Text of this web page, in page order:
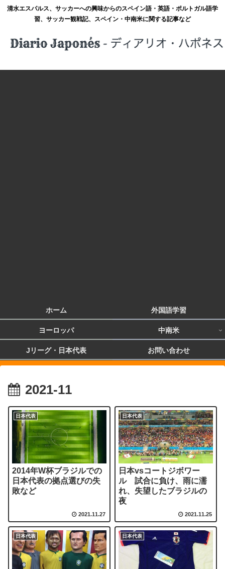
清水エスパルス、サッカーへの興味からのスペイン語・英語・ポルトガル語学
習、サッカー観戦記、スペイン・中南米に関する記事など
ホーム 外国語学習
ヨーロッパ 中南米
Jリーグ・日本代表 お問い合わせ
2021-11
日本代表
2014年W杯ブラジルでの
日本代表の拠点選びの失
敗など
2021.11.27
日本代表
日本vsコートジボワー
ル 試合に負け、雨に濡
れ、失望したブラジルの
夜
2021.11.25
日本代表 日本代表